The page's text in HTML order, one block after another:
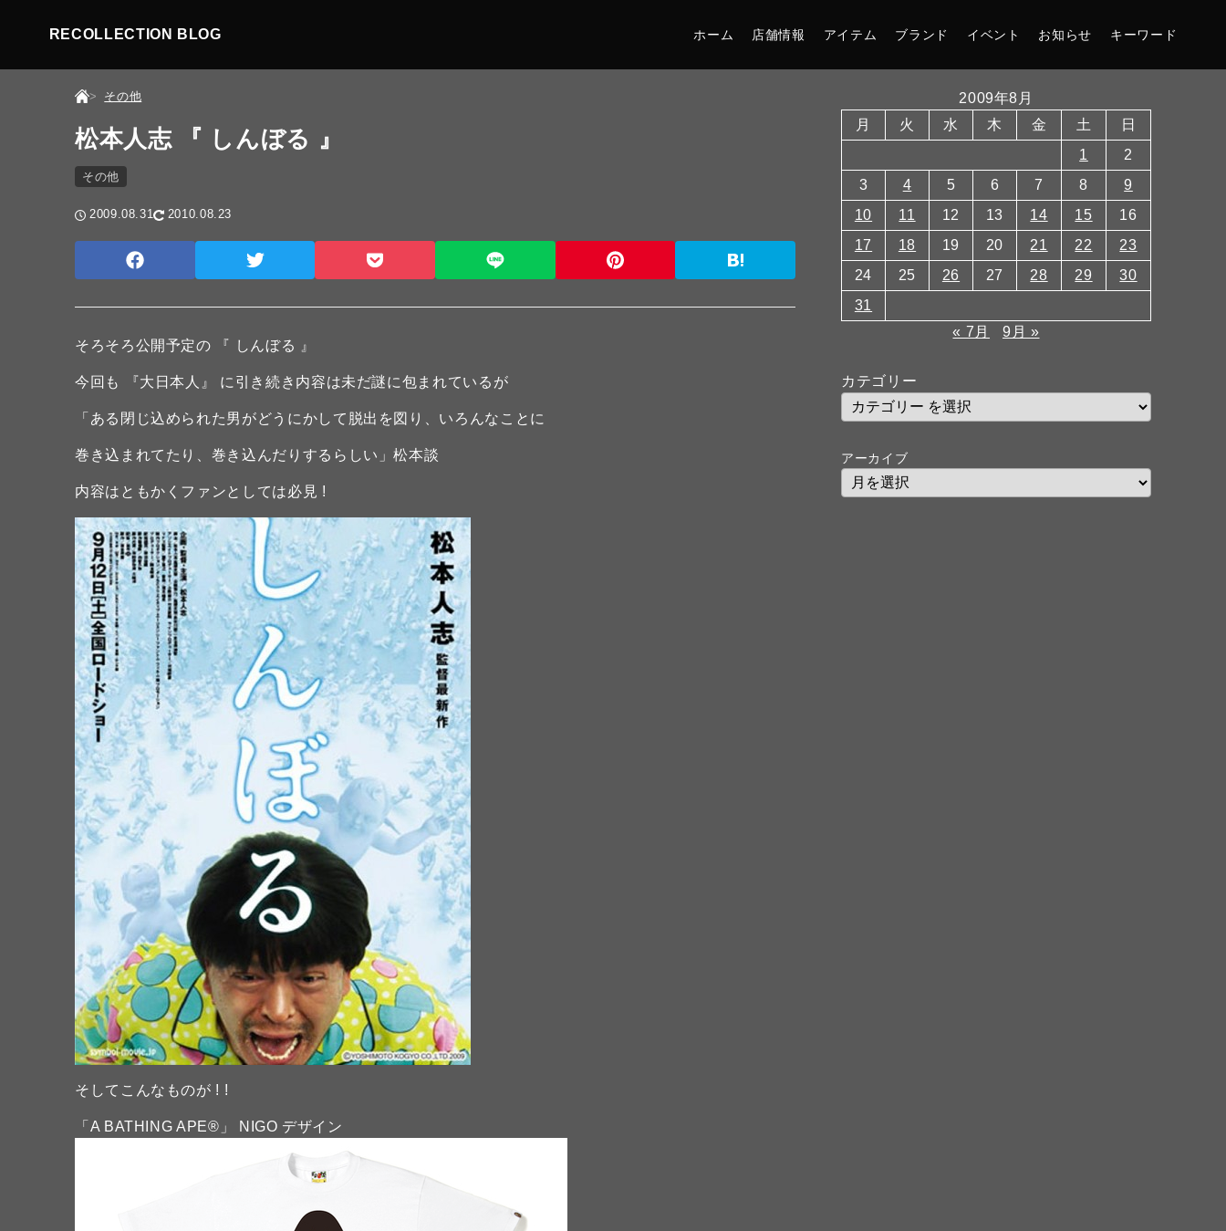
RECOLLECTION BLOG ホーム 店舗情報 アイテム ブランド イベント お知らせ キーワード
その他
松本人志 『 しんぼる 』
その他
2009.08.31 2010.08.23
そろそろ公開予定の 『 しんぼる 』
今回も 『大日本人』 に引き続き内容は未だ謎に包まれているが
「ある閉じ込められた男がどうにかして脱出を図り、いろんなことに
巻き込まれてたり、巻き込んだりするらしい」松本談
内容はともかくファンとしては必見 !
そしてこんなものが ! !
「A BATHING APE®」 NIGO デザイン
2009年8月
月
火 水 木 金 土
日
1
2
3
4 5 6 7 8
9
10
11 12 13 14 15
16
17
18 19 20 21 22
23
24
25 26 27 28 29
30
31
« 7月
9月 »
カテゴリー
アーカイブ